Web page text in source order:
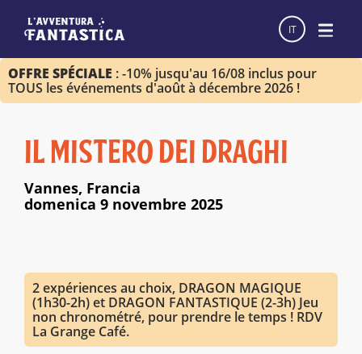
IT
OFFRE SPÉCIALE : -10% jusqu'au 16/08 inclus pour
TOUS les événements d'août à décembre 2026 !
IL MISTERO DEI DRAGHI
Vannes, Francia
domenica 9 novembre 2025
2 expériences au choix, DRAGON MAGIQUE
(1h30-2h) et DRAGON FANTASTIQUE (2-3h) Jeu
non chronométré, pour prendre le temps ! RDV
La Grange Café.